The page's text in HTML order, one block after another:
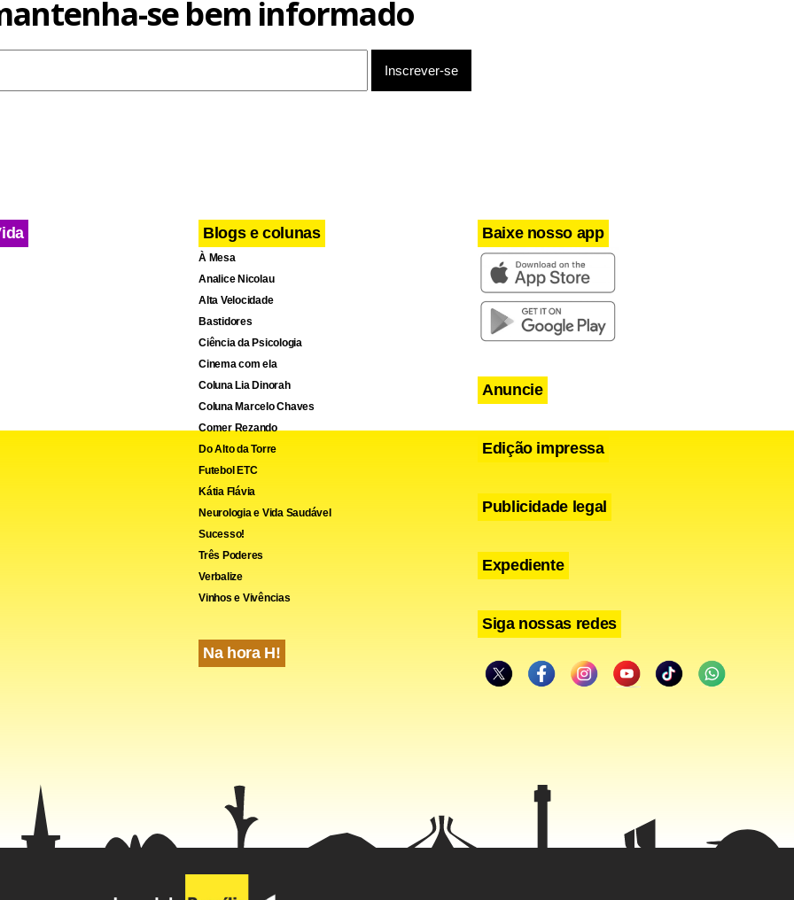
se bem informado
Blogs e colunas
À Mesa
Analice Nicolau
Alta Velocidade
Bastidores
Ciência da Psicologia
Cinema com ela
Coluna Lia Dinorah
Coluna Marcelo Chaves
Comer Rezando
Do Alto da Torre
Futebol ETC
Kátia Flávia
Neurologia e Vida Saudável
Sucesso!
Três Poderes
Verbalize
Vinhos e Vivências
Na hora H!
Baixe nosso app
Anuncie
Edição impressa
Publicidade legal
Expediente
Siga nossas redes